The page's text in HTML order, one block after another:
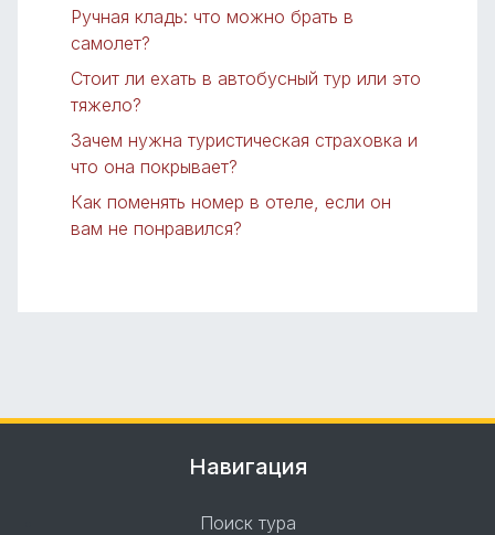
Ручная кладь: что можно брать в
самолет?
Стоит ли ехать в автобусный тур или это
тяжело?
Зачем нужна туристическая страховка и
что она покрывает?
Как поменять номер в отеле, если он
вам не понравился?
Навигация
Поиск тура